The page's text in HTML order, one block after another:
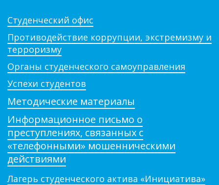
Студенческий офис
Противодействие коррупции, экстремизму и
терроризму
Органы студенческого самоуправления
Успехи студентов
Методические материалы
Информационное письмо о
преступлениях, связанных с
«телефонными» мошенническими
действиями
Лагерь студенческого актива «Инициатива»